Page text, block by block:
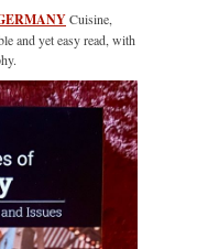
Cuisine,
and yet easy read, with